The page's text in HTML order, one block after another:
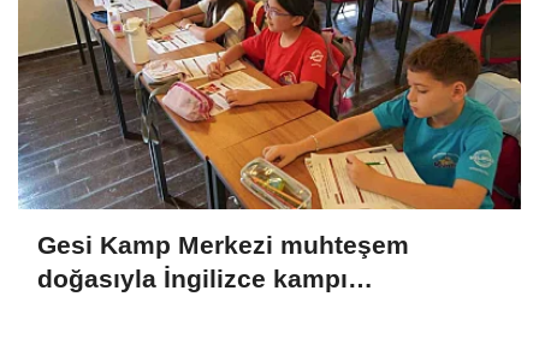
Gesi Kamp Merkezi muhteşem
doğasıyla İngilizce kampı